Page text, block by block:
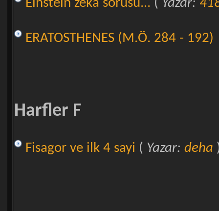
Einstein zeka sorusu... ( Yazar:
ERATOSTHENES (M.Ö. 284 - 192)
Harfler F
Fisagor ve ilk 4 sayi ( Yazar: deha